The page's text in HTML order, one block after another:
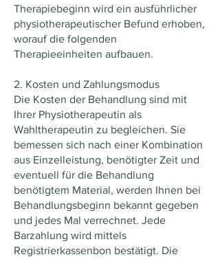
Therapiebeginn wird ein ausführlicher
physiotherapeutischer Befund erhoben,
worauf die folgenden
Therapieeinheiten aufbauen.
2. Kosten und Zahlungsmodus
Die Kosten der Behandlung sind mit
Ihrer Physiotherapeutin als
Wahltherapeutin zu begleichen. Sie
bemessen sich nach einer Kombination
aus Einzelleistung, benötigter Zeit und
eventuell für die Behandlung
benötigtem Material, werden Ihnen bei
Behandlungsbeginn bekannt gegeben
und jedes Mal verrechnet. Jede
Barzahlung wird mittels
Registrierkassenbon bestätigt. Die